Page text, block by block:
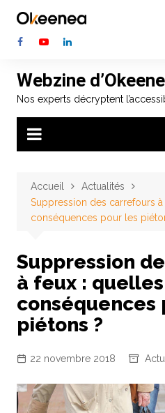
contenu
Webzine
Nos experts décryptent
Accueil
Actualités
Suppression des carrefours
conséquences pour les
Suppression
à feux : quelles
conséquences
piétons ?
22 novembre 2018